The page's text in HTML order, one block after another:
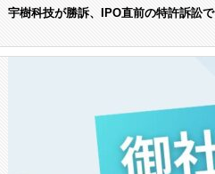
宇樹科技が勝訴、IPO直前の特許訴訟で